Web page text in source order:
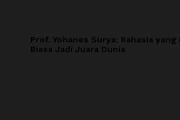
Prof. Yohanes Surya: Rahasia yang
Biasa Jadi Juara Dunia